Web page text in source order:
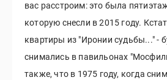
вас расстроим: это была
которую снесли в 2015 году.
квартиры из "Иронии судьбы..." -
снимались в павильонах
также, что в 1975 году, когда